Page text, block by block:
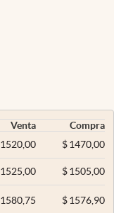
Venta
Compra
1520,00 $1470,00
1525,00 $1505,00
1580,75 $1576,90